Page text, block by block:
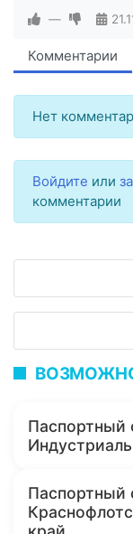
—
Комментарии
Нет
Войдите или
комментарии
Паспортный
Паспортный